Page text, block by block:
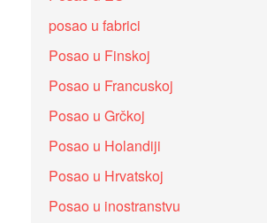
posao u fabrici
Posao u Finskoj
Posao u Francuskoj
Posao u Grčkoj
Posao u Holandiji
Posao u Hrvatskoj
Posao u inostranstvu